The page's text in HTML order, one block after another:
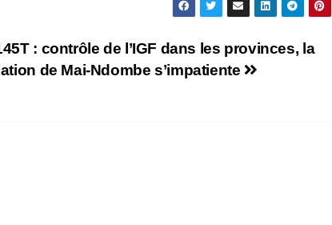
: contrôle de l’IGF dans les provinces, la
de Mai-Ndombe s’impatiente